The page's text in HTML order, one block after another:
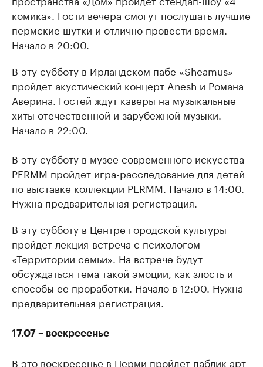
комика». Гости вечера смогут послушать лучшие
пермские шутки и отлично провести время.
Начало в 20:00.
В эту субботу в Ирландском пабе «Sheamus»
пройдет акустический концерт Anesh и Романа
Аверина. Гостей ждут каверы на музыкальные
хиты отечественной и зарубежной музыки.
Начало в 22:00.
В эту субботу в музее современного искусства
PERMM пройдет игра-расследование для детей
по выставке коллекции PERMM. Начало в 14:00.
Нужна предварительная регистрация.
В эту субботу в Центре городской культуры
пройдет лекция-встреча с психологом
«Территории семьи». На встрече будут
обсуждаться тема такой эмоции, как злость и
способы ее проработки. Начало в 12:00. Нужна
предварительная регистрация.
17.07 – воскресенье
В это воскресенье в Перми пройдет паблик-арт